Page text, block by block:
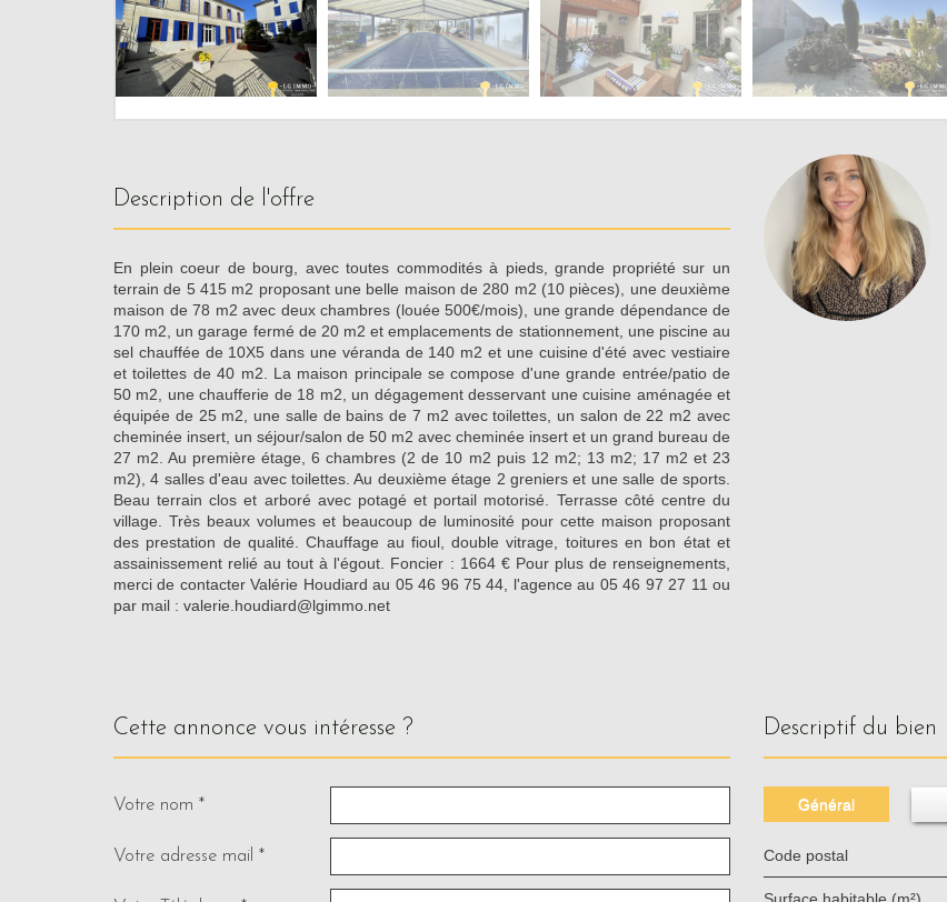
description de l'offre
En plein coeur de bourg, avec toutes commodités à pieds, grande propriété sur un
terrain de 5 415 m2 proposant une belle maison de 280 m2 (10 pièces), une deuxième
maison de 78 m2 avec deux chambres (louée 500€/mois), une grande dépendance de
170 m2, un garage fermé de 20 m2 et emplacements de stationnement, une piscine au
sel chauffée de 10X5 dans une véranda de 140 m2 et une cuisine d'été avec vestiaire
et toilettes de 40 m2. La maison principale se compose d'une grande entrée/patio de
50 m2, une chaufferie de 18 m2, un dégagement desservant une cuisine aménagée et
équipée de 25 m2, une salle de bains de 7 m2 avec toilettes, un salon de 22 m2 avec
cheminée insert, un séjour/salon de 50 m2 avec cheminée insert et un grand bureau de
27 m2. Au première étage, 6 chambres (2 de 10 m2 puis 12 m2; 13 m2; 17 m2 et 23
m2), 4 salles d'eau avec toilettes. Au deuxième étage 2 greniers et une salle de sports.
Beau terrain clos et arboré avec potagé et portail motorisé. Terrasse côté centre du
village. Très beaux volumes et beaucoup de luminosité pour cette maison proposant
des prestation de qualité. Chauffage au fioul, double vitrage, toitures en bon état et
assainissement relié au tout à l'égout. Foncier : 1664 € Pour plus de renseignements,
merci de contacter Valérie Houdiard au 05 46 96 75 44, l'agence au 05 46 97 27 11 ou
par mail : valerie.houdiard@lgimmo.net
cette annonce vous intéresse ?
Votre nom *
Votre adresse mail *
descriptif du bien
Général
Code postal